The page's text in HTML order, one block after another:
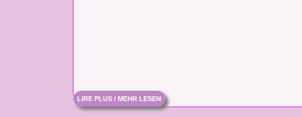
LIRE PLUS / MEHR LESEN